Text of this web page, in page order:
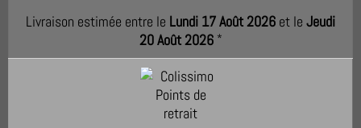
Livraison estimée entre le Lundi 17 Août 2026 et le Jeudi
20 Août 2026 *